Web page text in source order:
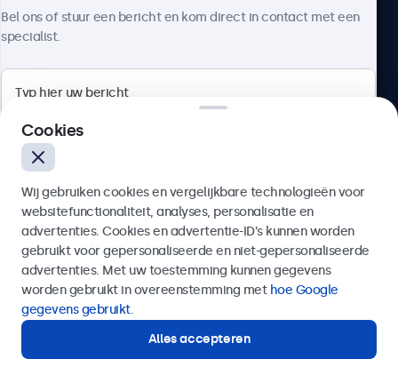
4.8/5 door 5000+ bedrijven
Nederlands
Bel ons of stuur een bericht en kom direct in contact met een
specialist.
Verzenden
Of bel ons op
Hulp of advies nodig?
Direct contact met een specialist.
Cookies
Wij gebruiken cookies en vergelijkbare technologieën voor
websitefunctionaliteit, analyses, personalisatie en
advertenties. Cookies en advertentie-ID’s kunnen worden
gebruikt voor gepersonaliseerde en niet-gepersonaliseerde
advertenties. Met uw toestemming kunnen gegevens
worden gebruikt in overeenstemming met hoe Google
gegevens gebruikt.
Alles accepteren